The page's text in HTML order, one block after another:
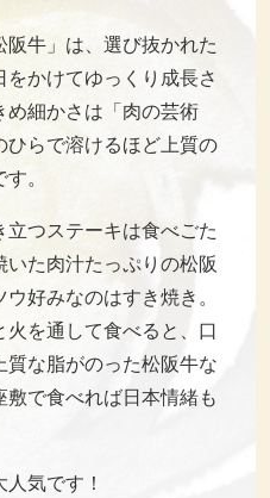
牛」は、選び抜かれた
かけてゆっくり成長さ
細かさは「肉の芸術
らで溶けるほど上質の
。
つステーキは食べごた
た肉汁たっぷりの松阪
好みなのはすき焼き。
を通して食べると、口
な脂がのった松阪牛な
で食べれば日本情緒も
気です！